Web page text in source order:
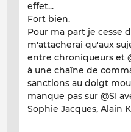
effet...
Fort bien.
Pour ma part je cesse
m'attacherai qu'aux
entre chroniqueurs et
à une chaîne de
sanctions au doigt
manque pas sur @SI
Sophie Jacques, Alain